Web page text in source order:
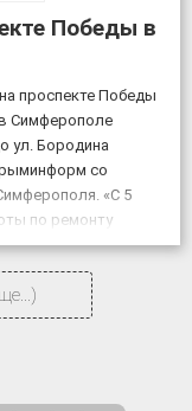
Победы в
проспекте Победы
Симферополе
ул. Бородина
со
«С 5
по ремонту